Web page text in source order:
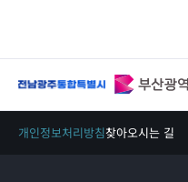
개인정보처리방침찾아오시는 길